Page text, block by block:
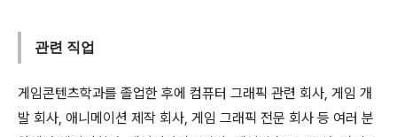
관련 직업
게임콘텐츠학과를 졸업한 후에 컴퓨터 그래픽 관련 회사, 게임 개
발 회사, 애니메이션 제작 회사, 게임 그래픽 전문 회사 등 여러 분